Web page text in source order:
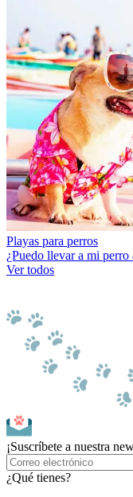
Playas para perros
¿Puedo llevar a mi perro
Ver todos
¡Suscríbete a nuestra
¿Qué tienes?